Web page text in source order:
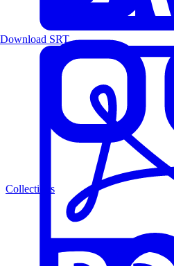
Collections
Download SRT